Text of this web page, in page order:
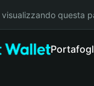
visualizzando questa